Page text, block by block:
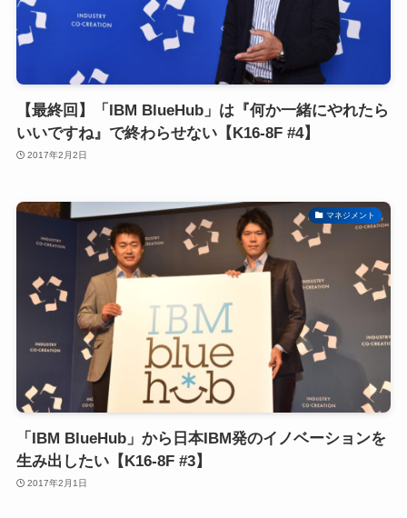
【最終回】「IBM BlueHub」は『何か一緒にやれたら
いいですね』で終わらせない【K16-8F #4】
2017年2月2日
マネジメント
「IBM BlueHub」から日本IBM発のイノベーションを
生み出したい【K16-8F #3】
2017年2月1日